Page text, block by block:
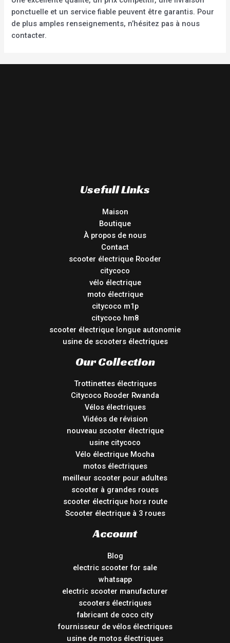
ponctuelle et un service fiable peuvent être garantis. Pour
de plus amples renseignements, n’hésitez pas à nous
contacter.
Usefull Links
Maison
Boutique
À propos de nous
Contact
scooter électrique Rooder
citycoco
vélo électrique
moto électrique
citycoco m1p
citycoco hm8
scooter électrique longue autonomie
usine de scooters électriques
Our Collection
Trottinettes électriques
Citycoco Rooder Rwanda
Vélos électriques
Vidéos de révision
nouveau scooter électrique
usine citycoco
Vélo électrique Mocha
motos électriques
meilleur scooter pour adultes
scooter à grandes roues
scooter électrique hors route
Scooter électrique à 3 roues
Account
Blog
electric scooter for sale
whatsapp
electric scooter manufacturer
scooters électriques
fabricant de coco city
fournisseur de vélos électriques
usine de motos électriques